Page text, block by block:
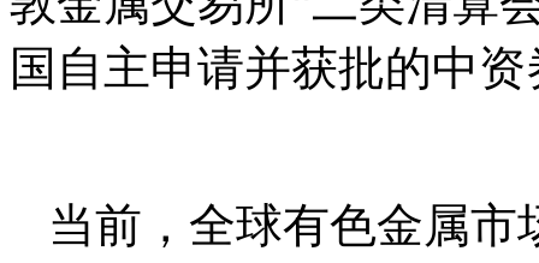
国自主申请并获批的中
当前，全球有色金属